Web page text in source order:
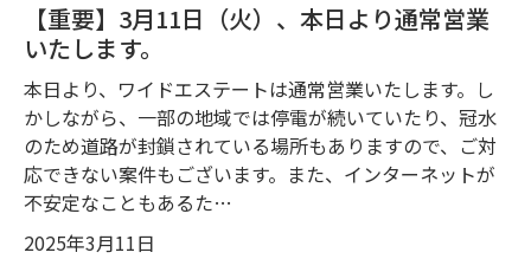
【重要】3月11日（火）、本日より通常営業
いたします。
本日より、ワイドエステートは通常営業いたします。し
かしながら、一部の地域では停電が続いていたり、冠水
のため道路が封鎖されている場所もありますので、ご対
応できない案件もございます。また、インターネットが
不安定なこともあるた…
2025年3月11日